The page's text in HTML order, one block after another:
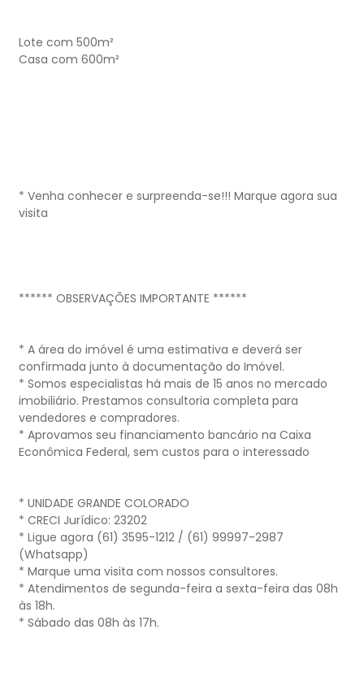
Lote com 500m²
Casa com 600m²
* Venha conhecer e surpreenda-se!!! Marque agora sua
visita
****** OBSERVAÇÕES IMPORTANTE ******
* A área do imóvel é uma estimativa e deverá ser
confirmada junto à documentação do Imóvel.
* Somos especialistas há mais de 15 anos no mercado
imobiliário. Prestamos consultoria completa para
vendedores e compradores.
* Aprovamos seu financiamento bancário na Caixa
Econômica Federal, sem custos para o interessado
* UNIDADE GRANDE COLORADO
* CRECI Jurídico: 23202
* Ligue agora (61) 3595-1212 / (61) 99997-2987
(Whatsapp)
* Marque uma visita com nossos consultores.
* Atendimentos de segunda-feira a sexta-feira das 08h
às 18h.
* Sábado das 08h às 17h.